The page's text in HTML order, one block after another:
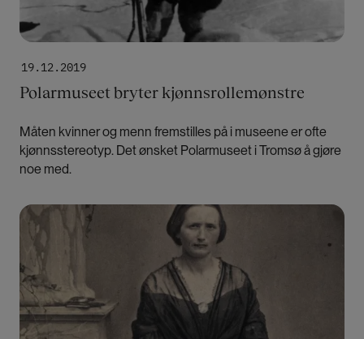
19.12.2019
Polarmuseet bryter kjønnsrollemønstre
Måten kvinner og menn fremstilles på i museene er ofte
kjønnsstereotyp. Det ønsket Polarmuseet i Tromsø å gjøre
noe med.
Bilde